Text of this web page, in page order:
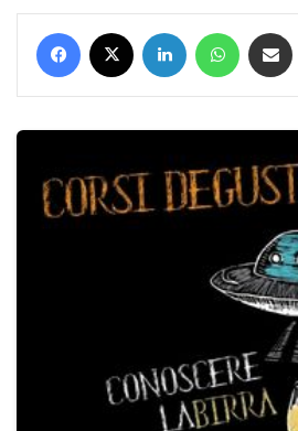
Facebook LinkedIn WhatsApp